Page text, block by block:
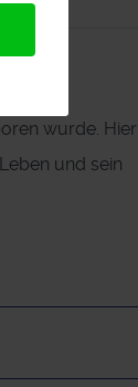
wurde. Hier
und sein